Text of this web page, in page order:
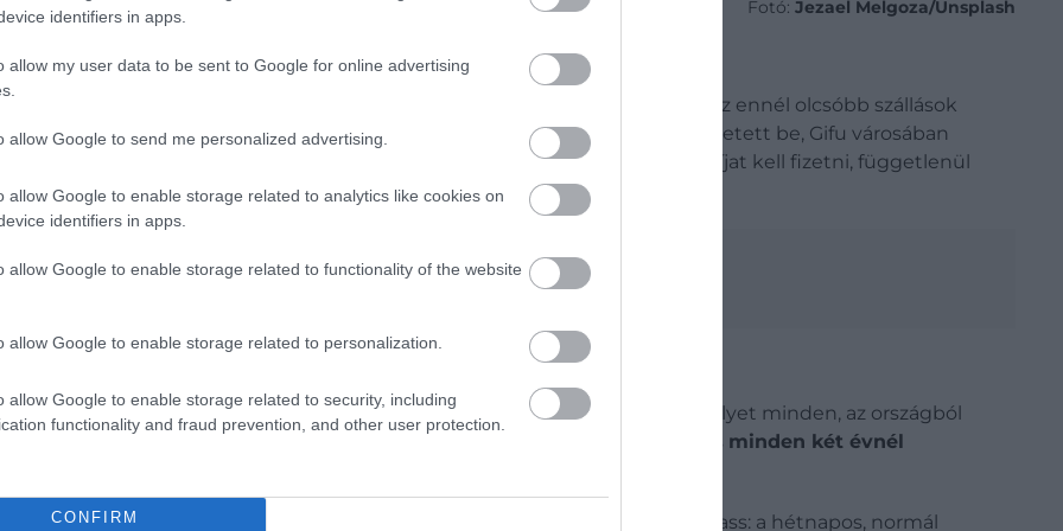
identifiers in apps.
allow my user data to be sent to Google for online advertising
allow Google to send me personalized advertising.
allow Google to enable storage related to analytics like cookies on
identifiers in apps.
allow Google to enable storage related to functionality of the website
allow Google to enable storage related to personalization.
allow Google to enable storage related to security, including
functionality and fraud prevention, and other user protection.
CONFIRM
Fotó: Jezael Melgoza/Unsplash
egységesen 200 jenes (kb. 400 forintos) adót számítanak fel, míg az ennél olcsóbb szállások
található Yugawara 300-500 jenes (kb. 600-1000 forintos) sávos adót vezetett be, Gifu városában
forint) fizetendő éjszakánként, míg
városában szintén 200 jenes díjat kell fizetni, függetlenül
tökreteszi Amszterdamot
kormány tervei szerint 2026 júliusátólmegemeli a kilépési adót is, amelyet minden, az országból
1000 jenes (kb. 2000 forintos) díj 3000 jenre (kb. 6000 forintra) nőhet, és minden két évnél
belülvonattal
szeretnének utazni. Október 1-jétől drágul a Japan Rail Pass: a hétnapos, normál